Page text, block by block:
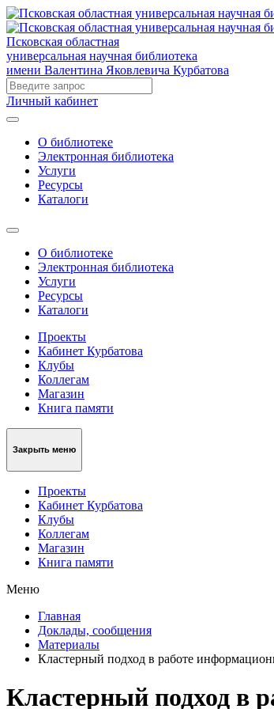
Псковская областная
универсальная научная библиотека
имени Валентина Яковлевича Курбатова
Личный кабинет
О библиотеке
Электронная библиотека
Услуги
Ресурсы
Каталоги
О библиотеке
Электронная библиотека
Услуги
Ресурсы
Каталоги
Проекты
Кабинет Курбатова
Клубы
Коллегам
Магазин
Книга памяти
Закрыть меню
Проекты
Кабинет Курбатова
Клубы
Коллегам
Магазин
Книга памяти
Меню
Главная
Доклады, сообщения
Материалы
Кластерный подход в работе
Кластерный подход в